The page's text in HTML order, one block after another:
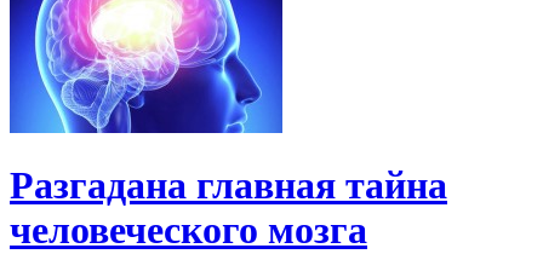
Разгадана главная тайна
человеческого мозга